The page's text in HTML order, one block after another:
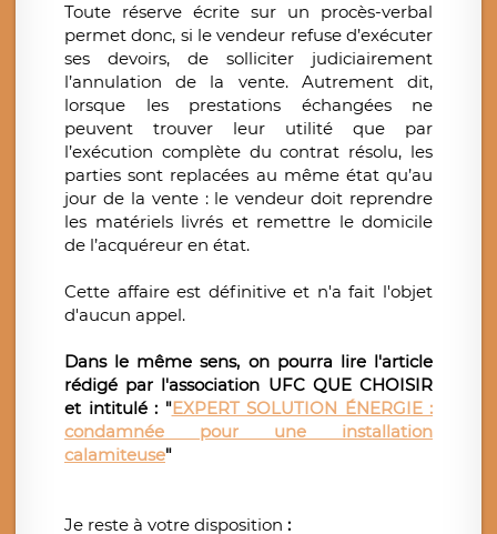
Toute réserve écrite sur un procès-verbal
permet donc, si le vendeur refuse d’exécuter
ses devoirs, de solliciter judiciairement
l’annulation de la vente. Autrement dit,
lorsque les prestations échangées ne
peuvent trouver leur utilité que par
l’exécution complète du contrat résolu, les
parties sont replacées au même état qu’au
jour de la vente : le vendeur doit reprendre
les matériels livrés et remettre le domicile
de l’acquéreur en état.
Cette affaire est définitive et n'a fait l'objet
d'aucun appel.
Dans le même sens, on pourra lire l'article
rédigé par l'association UFC QUE CHOISIR
et intitulé : "EXPERT SOLUTION ÉNERGIE :
condamnée pour une installation
calamiteuse"
Je reste à votre disposition :